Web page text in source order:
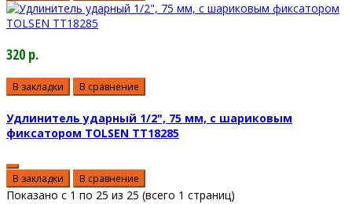
320 р.
В закладки В сравнение
Удлинитель ударный 1/2", 75 мм, с шариковым
фиксатором TOLSEN TT18285
В закладки В сравнение
Показано с 1 по 25 из 25 (всего 1 страниц)